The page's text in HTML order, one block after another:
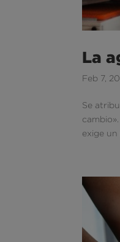
La
Feb 7,
Se
exige un